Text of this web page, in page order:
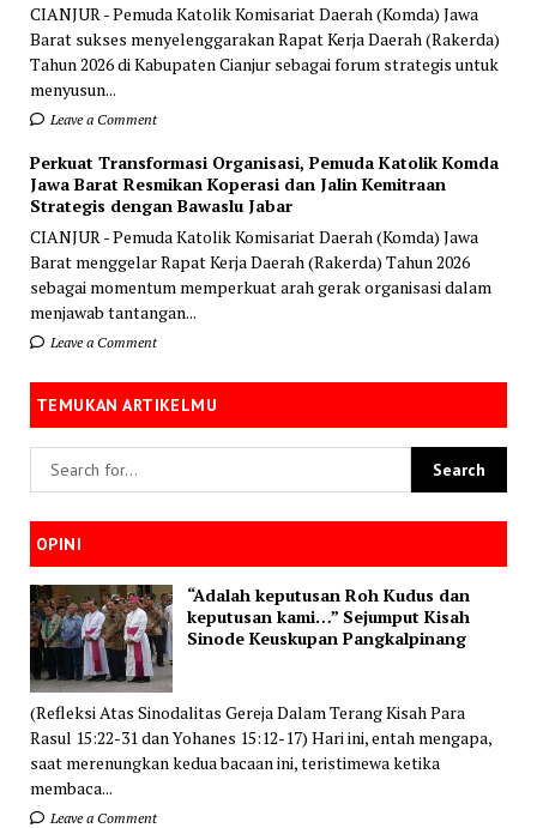
CIANJUR - Pemuda Katolik Komisariat Daerah (Komda) Jawa
Barat sukses menyelenggarakan Rapat Kerja Daerah (Rakerda)
Tahun 2026 di Kabupaten Cianjur sebagai forum strategis untuk
menyusun...
Leave a Comment
Perkuat Transformasi Organisasi, Pemuda Katolik Komda
Jawa Barat Resmikan Koperasi dan Jalin Kemitraan
Strategis dengan Bawaslu Jabar
CIANJUR - Pemuda Katolik Komisariat Daerah (Komda) Jawa
Barat menggelar Rapat Kerja Daerah (Rakerda) Tahun 2026
sebagai momentum memperkuat arah gerak organisasi dalam
menjawab tantangan...
Leave a Comment
TEMUKAN ARTIKELMU
OPINI
“Adalah keputusan Roh Kudus dan
keputusan kami…” Sejumput Kisah
Sinode Keuskupan Pangkalpinang
(Refleksi Atas Sinodalitas Gereja Dalam Terang Kisah Para
Rasul 15:22-31 dan Yohanes 15:12-17) Hari ini, entah mengapa,
saat merenungkan kedua bacaan ini, teristimewa ketika
membaca...
Leave a Comment